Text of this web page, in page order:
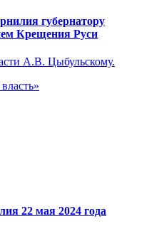
губернатору
Крещения Руси
А.В. Цыбульскому.
22 мая 2024 года